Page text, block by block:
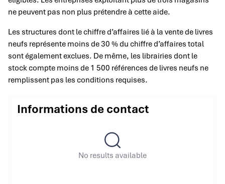
ne peuvent pas non plus prétendre à cette aide.
Les structures dont le chiffre d’affaires lié à la vente de livres
neufs représente moins de 30 % du chiffre d’affaires total
sont également exclues. De même, les librairies dont le
stock compte moins de 1 500 références de livres neufs ne
remplissent pas les conditions requises.
Informations de contact
No results available